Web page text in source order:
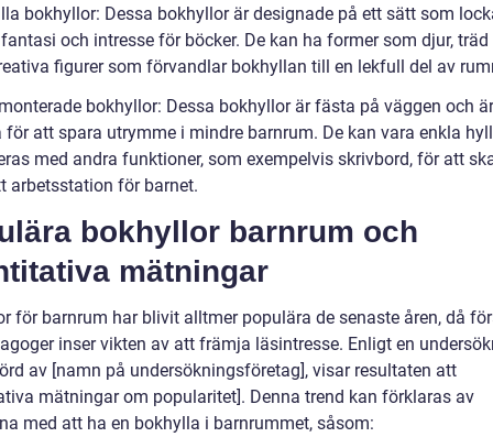
bokhyllor: Dessa bokhyllor är designade på ett sätt som
och intresse för böcker. De kan ha former som djur, träd
figurer som förvandlar bokhyllan till en lekfull del av
bokhyllor: Dessa bokhyllor är fästa på väggen och är
för att spara utrymme i mindre barnrum. De kan vara enkla
med andra funktioner, som exempelvis skrivbord, för att
arbetsstation för barnet.
bokhyllor barnrum och
mätningar
för barnrum har blivit alltmer populära de senaste åren, då
inser vikten av att främja läsintresse. Enligt en
av [namn på undersökningsföretag], visar resultaten att
mätningar om popularitet]. Denna trend kan förklaras av
med att ha en bokhylla i barnrummet, såsom: